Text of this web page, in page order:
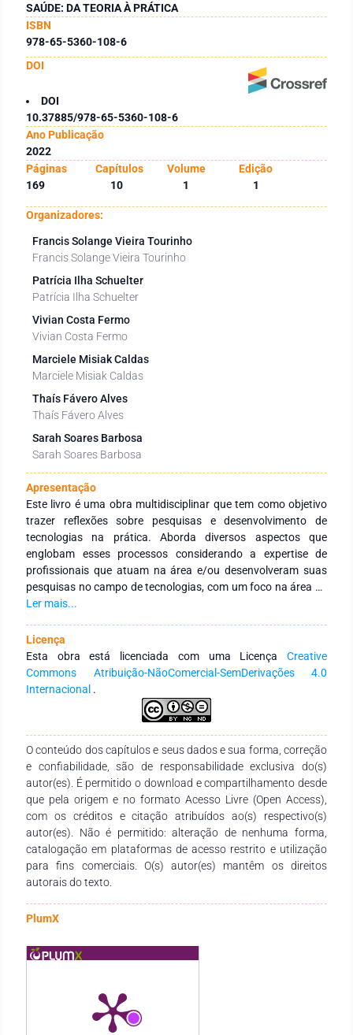
SAÚDE: DA TEORIA À PRÁTICA
ISBN
978-65-5360-108-6
DOI
DOI
10.37885/978-65-5360-108-6
Ano Publicação
2022
Páginas
Capítulos Volume
Edição
169
10 1 1
Organizadores:
Francis Solange Vieira Tourinho
Francis Solange Vieira Tourinho
Patrícia Ilha Schuelter
Patrícia Ilha Schuelter
Vivian Costa Fermo
Vivian Costa Fermo
Marciele Misiak Caldas
Marciele Misiak Caldas
Thaís Fávero Alves
Thaís Fávero Alves
Sarah Soares Barbosa
Sarah Soares Barbosa
Apresentação
Este livro é uma obra multidisciplinar que tem como objetivo
trazer reflexões sobre pesquisas e desenvolvimento de
tecnologias na prática. Aborda diversos aspectos que
englobam esses processos considerando a expertise de
profissionais que atuam na área e/ou desenvolveram suas
pesquisas no campo de tecnologias, com um foco na área de
saúde. A obra traz uma breve abordagem de cada etapa do
tanto projetos de pesquisa, quanto produtos a serem
desenvolvidos para o mercado. Este trabalho é uma iniciativa
do Grupo de Pesquisa Laboratório de Investigação do
Cuidado, Segurança do Paciente e Inovação Tecnológica em
Enfermagem e Saúde - LABTESP da Universidade Federal de
Santa Catarina UFSC pelo Programa de Pós-Graduação em
Enfermagem - PEN-UFSC.
Ler mais...
Licença
Esta obra está licenciada com uma Licença Creative
Commons Atribuição-NãoComercial-SemDerivações 4.0
Internacional .
O conteúdo dos capítulos e seus dados e sua forma, correção
e confiabilidade, são de responsabilidade exclusiva do(s)
autor(es). É permitido o download e compartilhamento desde
que pela origem e no formato Acesso Livre (Open Access),
com os créditos e citação atribuídos ao(s) respectivo(s)
autor(es). Não é permitido: alteração de nenhuma forma,
catalogação em plataformas de acesso restrito e utilização
para fins comerciais. O(s) autor(es) mantêm os direitos
autorais do texto.
PlumX